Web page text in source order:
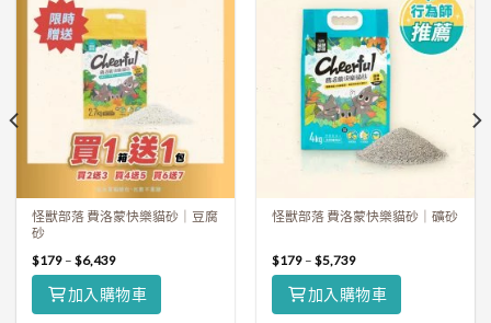
怪獸部落 費洛蒙快樂貓砂｜豆腐
砂
$179 –$6,439
加入購物車
怪獸部落 費洛蒙快樂貓砂｜礦砂
$179 –$5,739
加入購物車